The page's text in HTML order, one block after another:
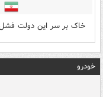
خاک بر سر این دولت فشل
خودرو